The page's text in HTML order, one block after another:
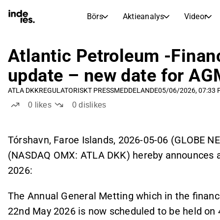
Börs Aktieanalys Videor
Börs
Morgonrapport
Utdelningskalender
Aktieanalys
Artiklar
Inderes modellportfölj
inderesTV
Transkriptioner
Aktiejämförelse
Earnings Season
Atlantic Petroleum -
update – new date for
ATLA DKKREGULATORISKT PRESSMEDDELANDE05/06/2026, 07:33
0 likes 0dislikes
Tórshavn, Faroe Islands, 2026-05-06 (GLOBE
(NASDAQ OMX: ATLA DKK) hereby
2026:
The Annual General Metting which in the
22nd May 2026 is now scheduled to be held on